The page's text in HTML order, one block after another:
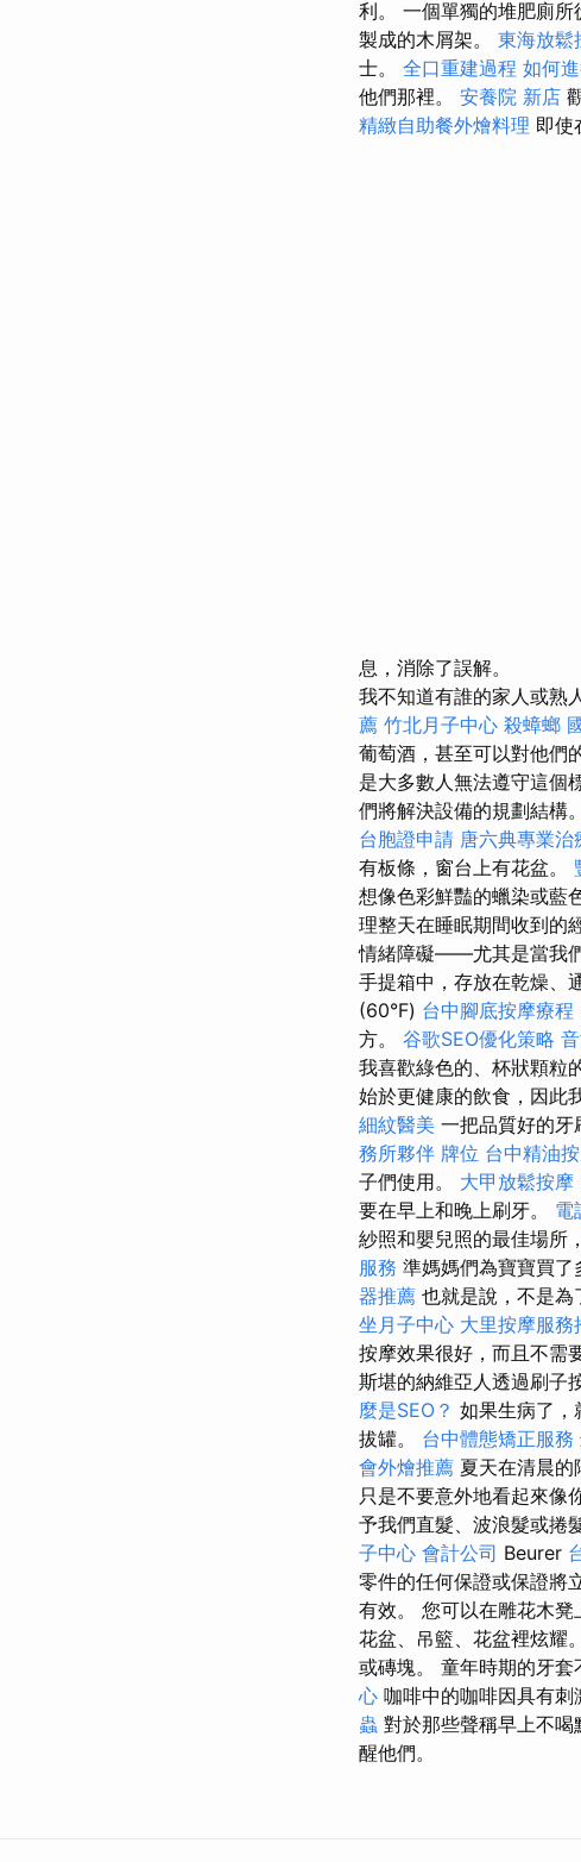
利。 一個單獨的堆肥廁
製成的木屑架。 東海放鬆
士。 全口重建過程 如何
他們那裡。 安養院 新店
精緻自助餐外燴料理 即使
息，消除了誤解。
我不知道有誰的家人或熟
薦 竹北月子中心 殺蟑螂
葡萄酒，甚至可以對他們
是大多數人無法遵守這個
們將解決設備的規劃結構
台胞證申請 唐六典專業治
有板條，窗台上有花盆。
想像色彩鮮豔的蠟染或藍
理整天在睡眠期間收到的
情緒障礙——尤其是當我
手提箱中，存放在乾燥、
(60°F) 台中腳底按摩療程
方。 谷歌SEO優化策略
我喜歡綠色的、杯狀顆粒
始於更健康的飲食，因此
細紋醫美 一把品質好的牙
務所夥伴 牌位 台中精油
子們使用。 大甲放鬆按摩
要在早上和晚上刷牙。 電
紗照和嬰兒照的最佳場所
服務 準媽媽們為寶寶買了
器推薦 也就是說，不是為
坐月子中心 大里按摩服務
按摩效果很好，而且不需
斯堪的納維亞人透過刷子
麼是SEO？ 如果生病了，
拔罐。 台中體態矯正服務
會外燴推薦 夏天在清晨的
只是不要意外地看起來像
予我們直髮、波浪髮或捲
子中心 會計公司 Beurer
零件的任何保證或保證將
有效。 您可以在雕花木
花盆、吊籃、花盆裡炫耀
或磚塊。 童年時期的牙套
心 咖啡中的咖啡因具有刺
蟲 對於那些聲稱早上不
醒他們。